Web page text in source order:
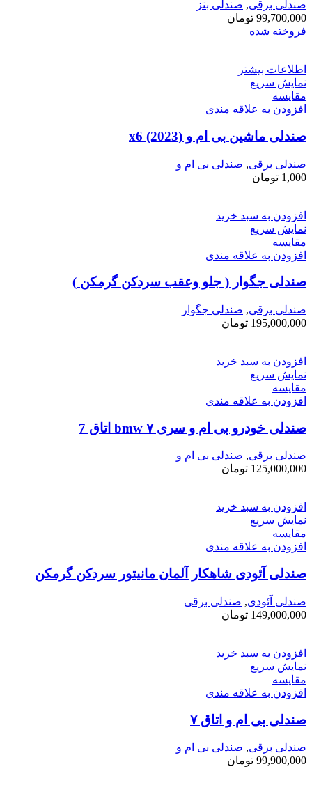
صندلی برقی, صندلی بنز
99,700,000 تومان
فروخته شده
اطلاعات بیشتر
نمایش سریع
مقايسه
افزودن به علاقه مندی
صندلی ماشین بی ام و x6 (2023)
صندلی برقی, صندلی بی ام و
1,000 تومان
افزودن به سبد خرید
نمایش سریع
مقايسه
افزودن به علاقه مندی
صندلی جگوار ( جلو وعقب سردکن گرمکن )
صندلی برقی, صندلی جگوار
195,000,000 تومان
افزودن به سبد خرید
نمایش سریع
مقايسه
افزودن به علاقه مندی
صندلی خودرو بی ام و سری ۷ bmw اتاق ‌7
صندلی برقی, صندلی بی ام و
125,000,000 تومان
افزودن به سبد خرید
نمایش سریع
مقايسه
افزودن به علاقه مندی
صندلی آئودی شاهکار آلمان مانیتور سردکن گرمکن
صندلی آئودی, صندلی برقی
149,000,000 تومان
افزودن به سبد خرید
نمایش سریع
مقايسه
افزودن به علاقه مندی
صندلی بی ام و اتاق ۷
صندلی برقی, صندلی بی ام و
99,900,000 تومان